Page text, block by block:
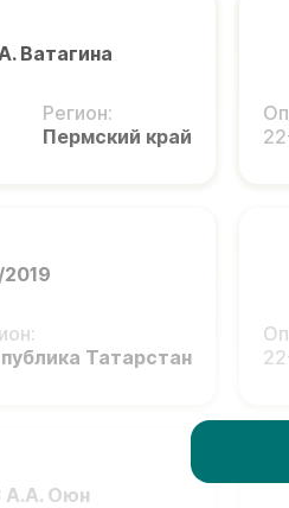
Ватагина
Регион:
Пермский край
Татарстан
А.А. Оюн